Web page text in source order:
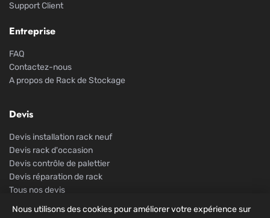
Support Client
Entreprise
FAQ
Contactez-nous
A propos de Rack de Stockage
Devis
Devis installation rack neuf
Devis rack d'occasion
Devis contrôle de palettier
Devis réparation de rack
Tous nos devis
Nous utilisons des cookies pour améliorer votre expérience sur